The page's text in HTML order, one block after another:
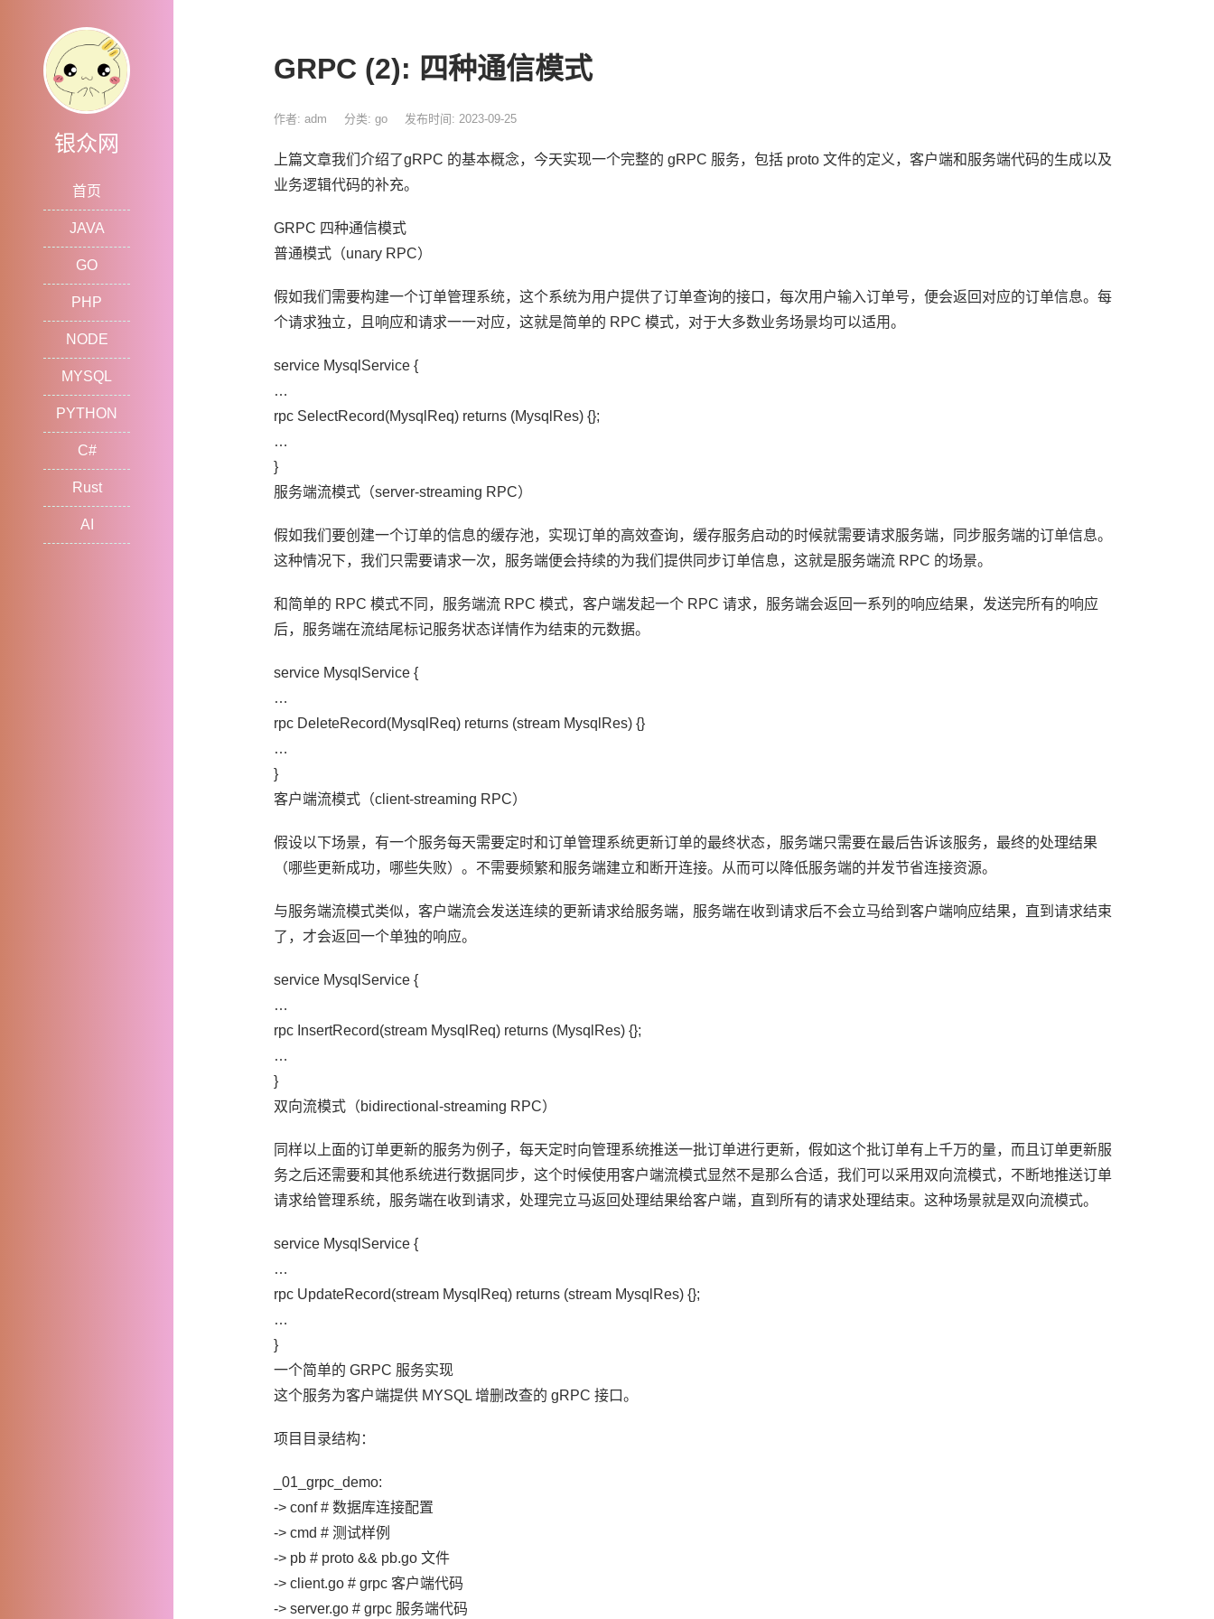
银众网
首页
JAVA
GO
PHP
NODE
MYSQL
PYTHON
C#
Rust
AI
GRPC (2): 四种通信模式‍
作者: adm 分类: go 发布时间: 2023-09-25
上篇文章我们介绍了gRPC 的基本概念，今天实现一个完整的 gRPC 服务，包括 proto 文件的定义，客户端和服务端代码的生成以及
业务逻辑代码的补充。
GRPC 四种通信模式‍
普通模式（unary RPC）
假如我们需要构建一个订单管理系统，这个系统为用户提供了订单查询的接口，每次用户输入订单号，便会返回对应的订单信息。每
个请求独立，且响应和请求一一对应，这就是简单的 RPC 模式，对于大多数业务场景均可以适用。
service MysqlService {
…
rpc SelectRecord(MysqlReq) returns (MysqlRes) {};
…
}
服务端流模式（server-streaming RPC）
假如我们要创建一个订单的信息的缓存池，实现订单的高效查询，缓存服务启动的时候就需要请求服务端，同步服务端的订单信息。
这种情况下，我们只需要请求一次，服务端便会持续的为我们提供同步订单信息，这就是服务端流 RPC 的场景。
和简单的 RPC 模式不同，服务端流 RPC 模式，客户端发起一个 RPC 请求，服务端会返回一系列的响应结果，发送完所有的响应
后，服务端在流结尾标记服务状态详情作为结束的元数据。
service MysqlService {
…
rpc DeleteRecord(MysqlReq) returns (stream MysqlRes) {}
…
}
客户端流模式（client-streaming RPC）
假设以下场景，有一个服务每天需要定时和订单管理系统更新订单的最终状态，服务端只需要在最后告诉该服务，最终的处理结果
（哪些更新成功，哪些失败）。不需要频繁和服务端建立和断开连接。从而可以降低服务端的并发节省连接资源。
与服务端流模式类似，客户端流会发送连续的更新请求给服务端，服务端在收到请求后不会立马给到客户端响应结果，直到请求结束
了，才会返回一个单独的响应。
service MysqlService {
…
rpc InsertRecord(stream MysqlReq) returns (MysqlRes) {};
…
}
双向流模式（bidirectional-streaming RPC）
同样以上面的订单更新的服务为例子，每天定时向管理系统推送一批订单进行更新，假如这个批订单有上千万的量，而且订单更新服
务之后还需要和其他系统进行数据同步，这个时候使用客户端流模式显然不是那么合适，我们可以采用双向流模式，不断地推送订单
请求给管理系统，服务端在收到请求，处理完立马返回处理结果给客户端，直到所有的请求处理结束。这种场景就是双向流模式。
service MysqlService {
…
rpc UpdateRecord(stream MysqlReq) returns (stream MysqlRes) {};
…
}
一个简单的 GRPC 服务实现
这个服务为客户端提供 MYSQL 增删改查的 gRPC 接口。
项目目录结构：
_01_grpc_demo:
-> conf # 数据库连接配置
-> cmd # 测试样例
-> pb # proto && pb.go 文件
-> client.go # grpc 客户端代码
-> server.go # grpc 服务端代码